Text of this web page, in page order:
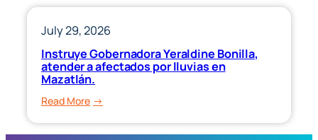
y
calzado
permite
el
de
alrededor
2
mil
July 29, 2026
Instruye Gobernadora Yeraldine Bonilla,
atender a afectados por lluvias en
Mazatlán.
Read More:
Gobernadora